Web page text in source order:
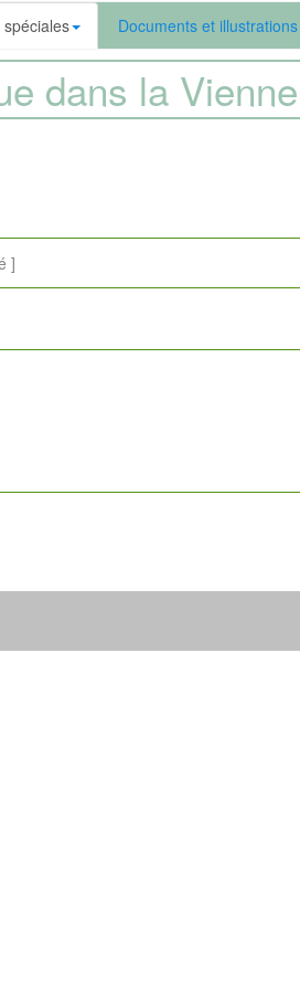
Documents et illustrations
dans la Vienne
]